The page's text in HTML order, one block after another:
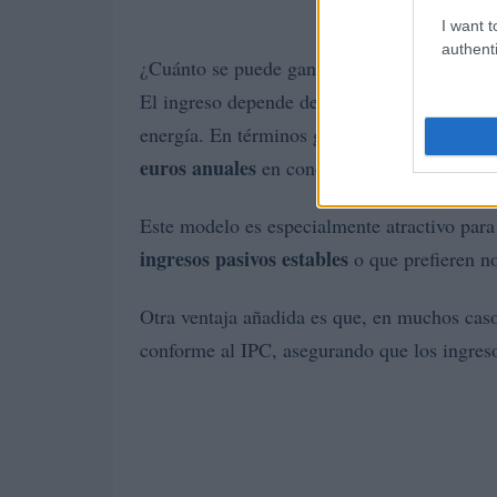
I want
¿Cuánto se puede ganar?
El ingreso depende del tamaño del tejado,
energía. En términos generales, un tejado
euros anuales en concepto de alquiler.
Este modelo es especialmente atractivo
ingresos pasivos estables o que prefieren
Otra ventaja añadida es que, en muchos
conforme al IPC, asegurando que los